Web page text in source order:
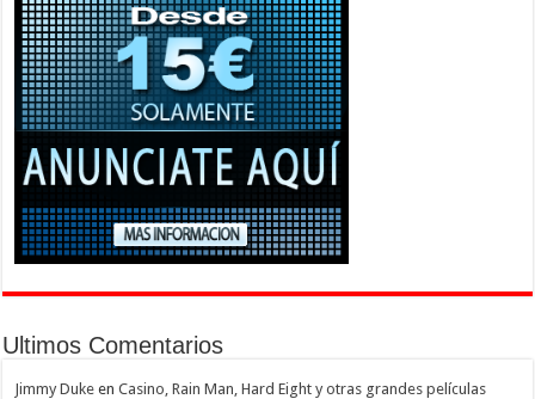
Ultimos Comentarios
Jimmy Duke enCasino, Rain Man, Hard Eight y otras grandes películas